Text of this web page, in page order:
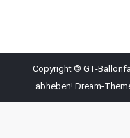
Copyright © GT-
abheben! Dream-